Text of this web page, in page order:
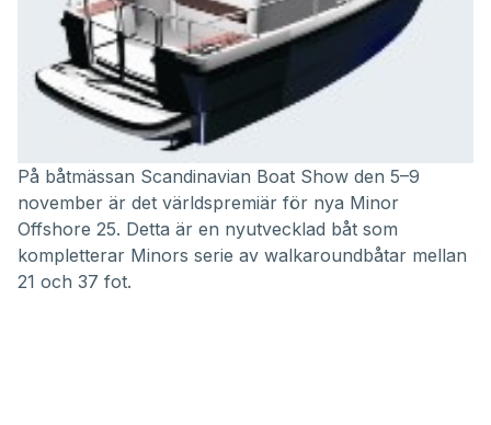
På båtmässan Scandinavian Boat Show den 5–9
november är det världspremiär för nya Minor
Offshore 25. Detta är en nyutvecklad båt som
kompletterar Minors serie av walkaroundbåtar mellan
21 och 37 fot.